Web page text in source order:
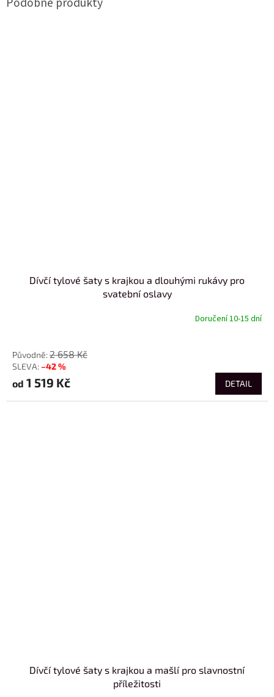
Dívčí tylové šaty s krajkou a dlouhými rukávy pro
svatební oslavy
Doručení 10-15 dní
2 658 Kč
–42 %
od 1 519 Kč DETAIL
Dívčí tylové šaty s krajkou a mašlí pro slavnostní
příležitosti